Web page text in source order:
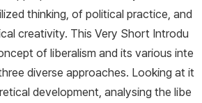
thinking, of political practice, and
creativity. This Very Short Introdu
of liberalism and its various inte
diverse approaches. Looking at it
development, analysing the libe